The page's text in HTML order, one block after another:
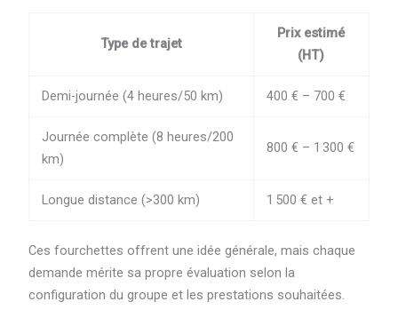
Type de trajet
Prix estimé
(HT)
Demi-journée (4 heures/50 km) 400 € – 700 €
Journée complète (8 heures/200
km)
800 € – 1 300 €
Longue distance (>300 km) 1 500 € et +
Ces fourchettes offrent une idée générale, mais chaque
demande mérite sa propre évaluation selon la
configuration du groupe et les prestations souhaitées.